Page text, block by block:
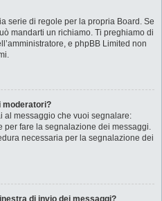
serie di regole per la propria Board. Se
mandarti un richiamo. Ti preghiamo di
e phpBB Limited non
moderatori?
al messaggio che vuoi segnalare:
per fare la segnalazione dei messaggi.
necessaria per la segnalazione dei
di invio dei messaggi?